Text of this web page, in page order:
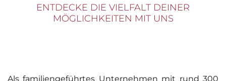
ENTDECKE DIE VIELFALT DEINER
MÖGLICHKEITEN MIT UNS
Als familiengeführtes Unternehmen mit rund 300